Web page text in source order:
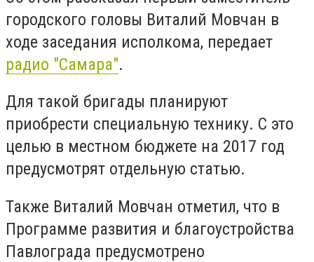
городского головы Виталий Мовчан в
ходе заседания исполкома, передает
радио "Самара".
Для такой бригады планируют
приобрести специальную технику. С это
целью в местном бюджете на 2017 год
предусмотрят отдельную статью.
Также Виталий Мовчан отметил, что в
Программе развития и благоустройства
Павлограда предусмотрено